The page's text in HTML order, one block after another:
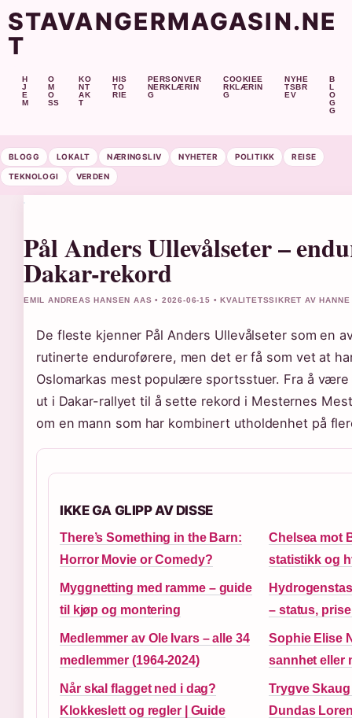
STAVANGERMAGASIN.NE
T
H
J
E
M
O
M
O
SS
KO
NT
AK
T
HIS
TO
RIE
PERSONVER
NERKLÆRIN
G
COOKIEE
RKLÆRIN
G
NYHE
TSBR
EV
B
L
O
G
G
BLOGG LOKALT NÆRINGSLIV NYHETER POLITIKK REISE
TEKNOLOGI VERDEN
Pål Anders Ullevålseter –
Dakar-rekord
EMIL ANDREAS HANSEN AAS • 2026-06-15 • KVALITETSSIKRET AV HANNE
De fleste kjenner Pål Anders Ullevålseter som en
rutinerte enduroførere, men det er få som vet at
Oslomarkas mest populære sportsstuer. Fra å
ut i Dakar-rallyet til å sette rekord i Mesternes
om en mann som har kombinert utholdenhet på
IKKE GA GLIPP AV DISSE
There’s Something in the Barn:
Horror Movie or Comedy?
Chelsea mot
statistikk og
Myggnetting med ramme – guide
til kjøp og montering
– status,
Medlemmer av Ole Ivars – alle 34
medlemmer (1964-2024)
Sophie Elise
sannhet eller
Når skal flagget ned i dag?
Klokkeslett og regler | Guide
Trygve
Dundas